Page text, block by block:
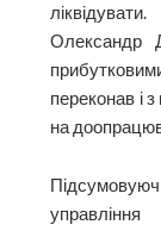
Олександр
переконав і
на